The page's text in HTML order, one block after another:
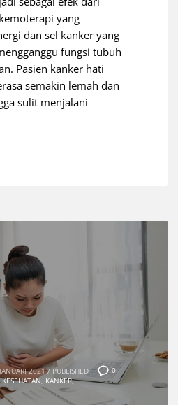
yang
dan sel kanker yang
fungsi tubuh
Pasien kanker hati
semakin lemah dan
sulit menjalani
0
2021 / PUBLISHED
, KANKER,